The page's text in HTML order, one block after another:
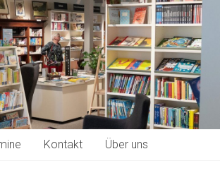
Kontakt Über uns